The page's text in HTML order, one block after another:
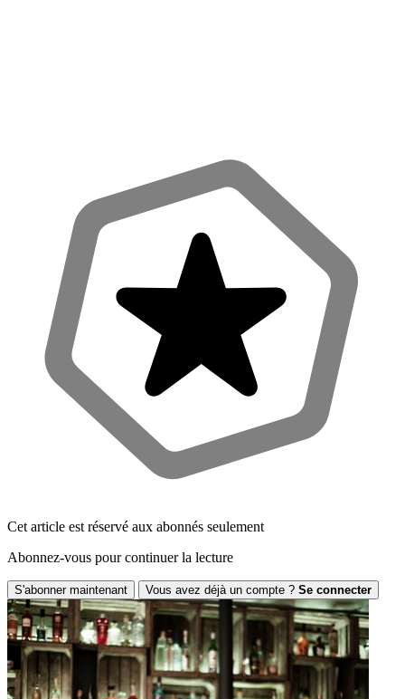
Cet article est réservé aux abonnés seulement
Abonnez-vous pour continuer la lecture
S'abonner maintenant Vous avez déjà un compte ? Se connecter